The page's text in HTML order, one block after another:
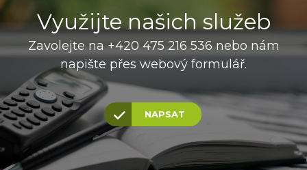
Využijte našich služeb
Zavolejte na +420 475 216 536 nebo nám
napište přes webový formulář.
NAPSAT